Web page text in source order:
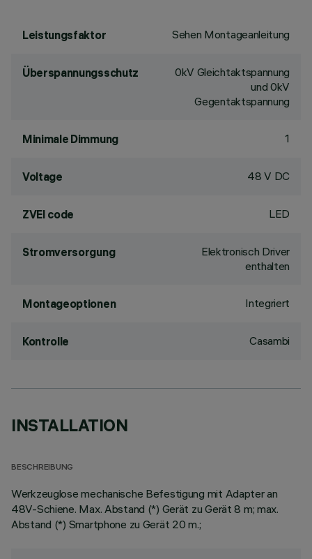
Leistungsfaktor Sehen Montageanleitung
Überspannungsschutz
0kV Gleichtaktspannung
und 0kV
Gegentaktspannung
Minimale Dimmung 1
Voltage 48 V DC
ZVEI code LED
Stromversorgung
Elektronisch Driver
enthalten
Montageoptionen Integriert
Kontrolle Casambi
INSTALLATION
BESCHREIBUNG
Werkzeuglose mechanische Befestigung mit Adapter an
48V-Schiene. Max. Abstand (*) Gerät zu Gerät 8 m; max.
Abstand (*) Smartphone zu Gerät 20 m.;